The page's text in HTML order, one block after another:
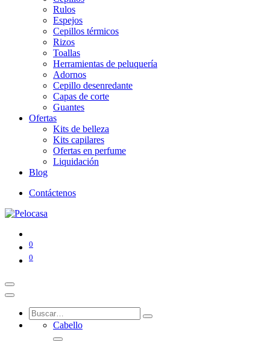
Rulos
Espejos
Cepillos térmicos
Rizos
Toallas
Herramientas de peluquería
Adornos
Cepillo desenredante
Capas de corte
Guantes
Ofertas
Kits de belleza
Kits capilares
Ofertas en perfume
Liquidación
Blog
Contáctenos
0
0
Cabello